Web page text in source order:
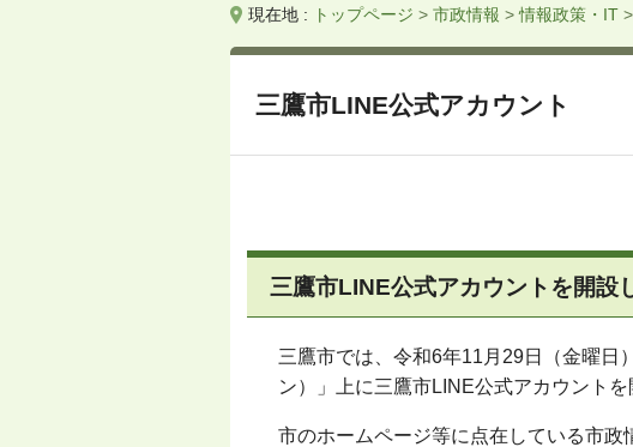
現在地 : トップページ > 市政情報 > 情報政策・IT >
三鷹市LINE公式アカウント
三鷹市LINE公式アカウントを開設
三鷹市では、令和6年11月29日（金曜日
ン）」上に三鷹市LINE公式アカウント
市のホームページ等に点在している市